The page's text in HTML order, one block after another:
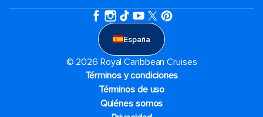
España
© 2026 Royal Caribbean Cruises
Términos y condiciones
Términos de uso
Quiénes somos